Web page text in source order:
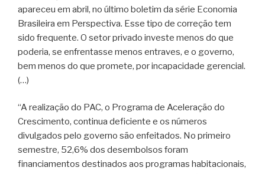
apareceu em abril, no último boletim da série Economia
Brasileira em Perspectiva. Esse tipo de correção tem
sido frequente. O setor privado investe menos do que
poderia, se enfrentasse menos entraves, e o governo,
bem menos do que promete, por incapacidade gerencial.
(…)
“A realização do PAC, o Programa de Aceleração do
Crescimento, continua deficiente e os números
divulgados pelo governo são enfeitados. No primeiro
semestre, 52,6% dos desembolsos foram
financiamentos destinados aos programas habitacionais,